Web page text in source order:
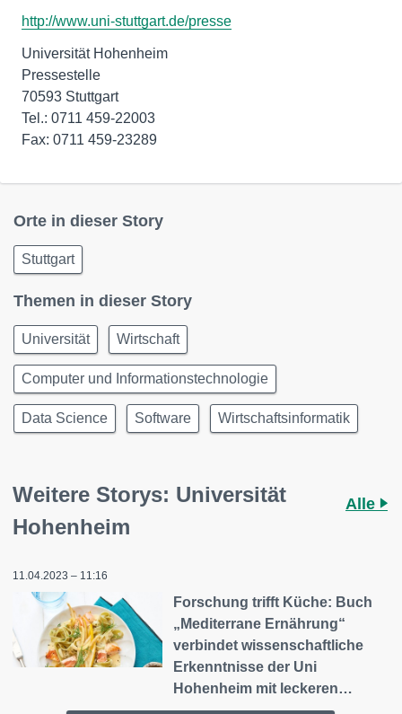
http://www.uni-stuttgart.de/presse
Universität Hohenheim
Pressestelle
70593 Stuttgart
Tel.: 0711 459-22003
Fax: 0711 459-23289
Orte in dieser Story
Stuttgart
Themen in dieser Story
Universität Wirtschaft
Computer und Informationstechnologie
Data Science Software Wirtschaftsinformatik
Weitere Storys: Universität
Hohenheim
Alle
11.04.2023 – 11:16
Forschung trifft Küche: Buch
„Mediterrane Ernährung“
verbindet wissenschaftliche
Erkenntnisse der Uni
Hohenheim mit leckeren…